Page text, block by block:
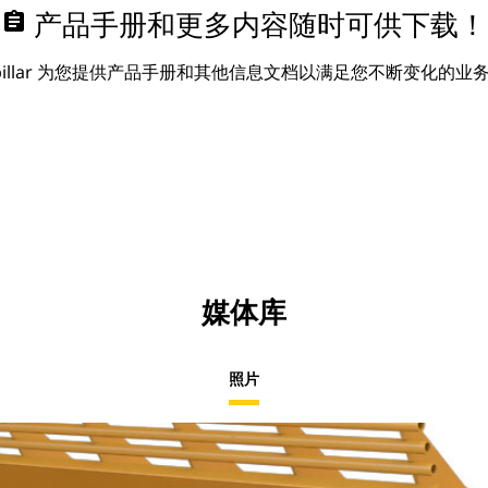
assignment 产品手册和更多内容随时可供下载！
为您提供产品手册和其他信息文档以满足您不断变化的业
媒体库
照片